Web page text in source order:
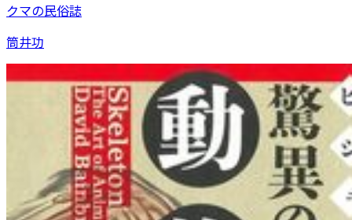
クマの民俗誌
筒井功